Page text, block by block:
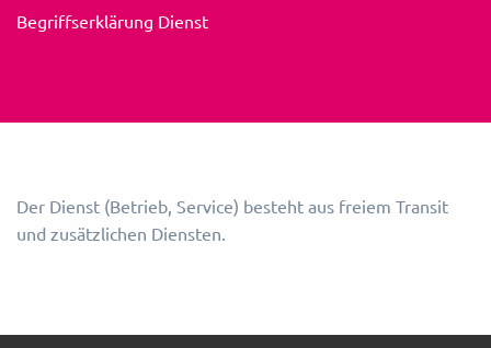
Begriffserklärung Dienst
Der Dienst (Betrieb, Service) besteht aus freiem Transit
und zusätzlichen Diensten.